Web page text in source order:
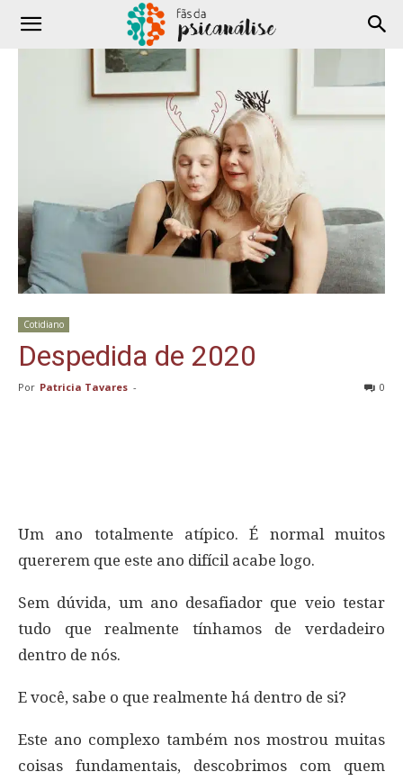
Cotidiano
Despedida de 2020
Por Patricia Tavares - 0
Um ano totalmente atípico. É normal muitos
quererem que este ano difícil acabe logo.
Sem dúvida, um ano desafiador que veio testar
tudo que realmente tínhamos de verdadeiro
dentro de nós.
E você, sabe o que realmente há dentro de si?
Este ano complexo também nos mostrou muitas
coisas fundamentais, descobrimos com quem